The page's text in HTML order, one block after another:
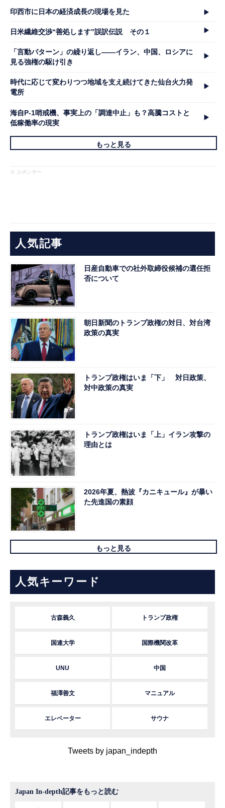
印西市に日本の経済成長の現場を見た
日米繊維交渉“善処します”誤訳伝説 その１
「言動パターン」の繰り返し――イラン、中国、ロシアに
見る強権の駆け引き
時代に応じて変わりつつ地域を支え続けてきた仙台火力発
電所
海自P-1哨戒機、事実上の「調達中止」も？高騰コストと
低稼働率の現実
もっと見る
※ スポンサー
人気記事
日産自動車での社外取締役候補の選任拒
否について
朝日新聞のトランプ政権の対日、対台湾
政策の真実
トランプ政権はいま「下」 対日政策、
対中政策の真実
トランプ政権はいま「上」イラン攻撃の
理由とは
2026年夏、熱波『カニキュール』が暴い
た先進国の素顔
もっと見る
人気キーワード
古森義久 トランプ政権
国連大学 国際機関改革
UNU 中国
福澤善文 マニュアル
エレベーター サウナ
Tweets by japan_indepth
Japan In-depth記事をもっと読む